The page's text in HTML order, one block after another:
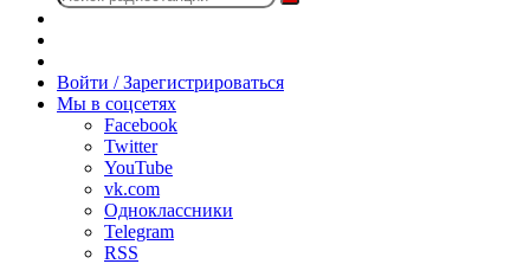
Поиск
радио
Войти / Зарегистрироваться
Мы в соцсетях
Facebook
Twitter
YouTube
vk.com
Одноклассники
Telegram
RSS